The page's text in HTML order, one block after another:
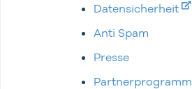
Datensicherheit
Anti Spam
Presse
Partnerprogramm